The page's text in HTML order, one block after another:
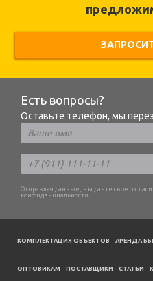
Есть вопросы?
Оставьте телефон, мы
Отправляя данные, вы даете свое
конфиденциальности .
КОМПЛЕКТАЦИЯ ОБЪЕКТОВ АРЕНДА
ОПТОВИКАМ ПОСТАВЩИКИ CТАТЬИ